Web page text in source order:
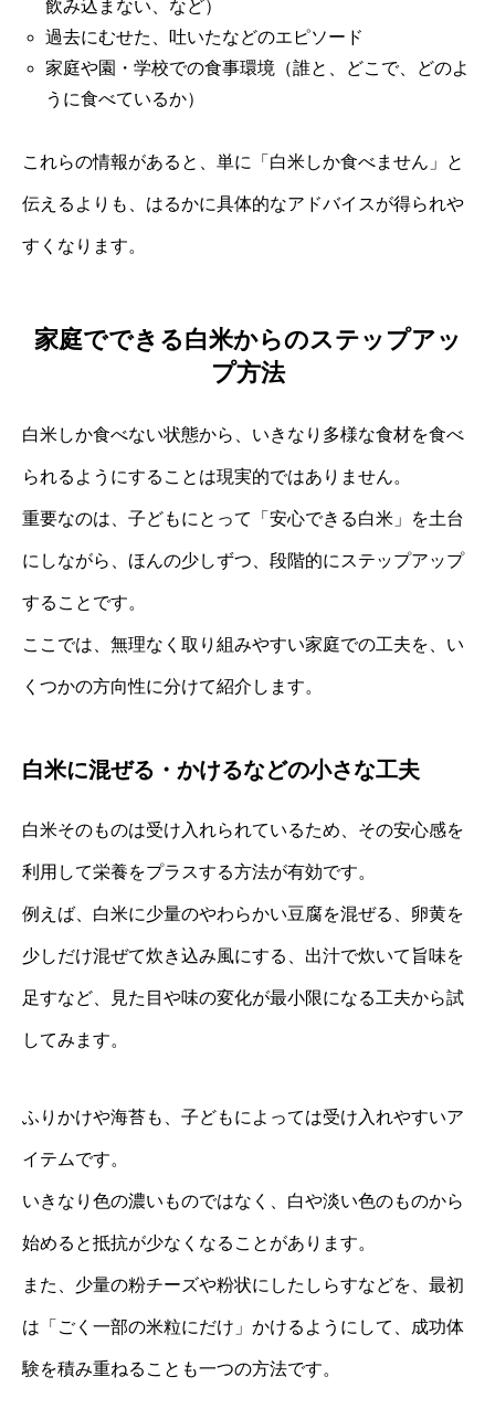
飲み込まない、など）
過去にむせた、吐いたなどのエピソード
家庭や園・学校での食事環境（誰と、どこで、どのよ
うに食べているか）
これらの情報があると、単に「白米しか食べません」と
伝えるよりも、はるかに具体的なアドバイスが得られや
すくなります。
家庭でできる白米からのステップアッ
プ方法
白米しか食べない状態から、いきなり多様な食材を食べ
られるようにすることは現実的ではありません。
重要なのは、子どもにとって「安心できる白米」を土台
にしながら、ほんの少しずつ、段階的にステップアップ
することです。
ここでは、無理なく取り組みやすい家庭での工夫を、い
くつかの方向性に分けて紹介します。
白米に混ぜる・かけるなどの小さな工夫
白米そのものは受け入れられているため、その安心感を
利用して栄養をプラスする方法が有効です。
例えば、白米に少量のやわらかい豆腐を混ぜる、卵黄を
少しだけ混ぜて炊き込み風にする、出汁で炊いて旨味を
足すなど、見た目や味の変化が最小限になる工夫から試
してみます。
ふりかけや海苔も、子どもによっては受け入れやすいア
イテムです。
いきなり色の濃いものではなく、白や淡い色のものから
始めると抵抗が少なくなることがあります。
また、少量の粉チーズや粉状にしたしらすなどを、最初
は「ごく一部の米粒にだけ」かけるようにして、成功体
験を積み重ねることも一つの方法です。